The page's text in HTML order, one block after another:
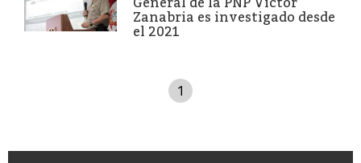
Zanabria es investigado desde
el 2021
1